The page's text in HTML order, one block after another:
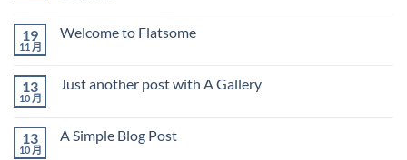
19
11 月
Welcome to Flatsome
13
10 月
Just another post with A Gallery
13
10 月
A Simple Blog Post